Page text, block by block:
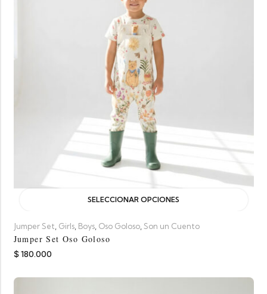
SELECCIONAR OPCIONES
Jumper Set, Girls, Boys, Oso Goloso,Son un Cuento
Jumper Set Oso Goloso
$180.000